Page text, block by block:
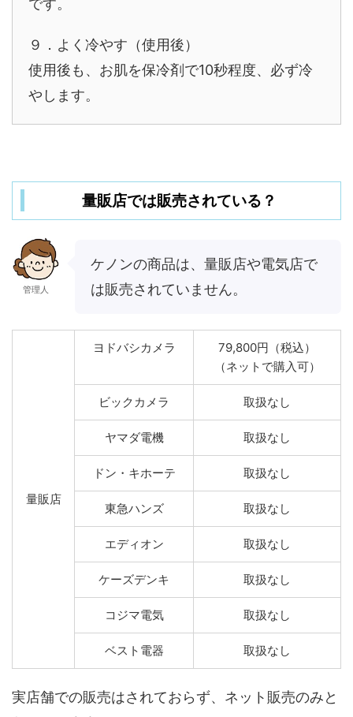
９．よく冷やす（使用後）
使用後も、お肌を保冷剤で10秒程度、必ず冷
やします。
量販店では販売されている？
管理人
ケノンの商品は、量販店や電気店で
は販売されていません。
量販店
ヨドバシカメラ
79,800円（税込）
（ネットで購入可）
ビックカメラ 取扱なし
ヤマダ電機 取扱なし
ドン・キホーテ 取扱なし
東急ハンズ 取扱なし
エディオン 取扱なし
ケーズデンキ 取扱なし
コジマ電気 取扱なし
ベスト電器 取扱なし
実店舗での販売はされておらず、ネット販売のみと